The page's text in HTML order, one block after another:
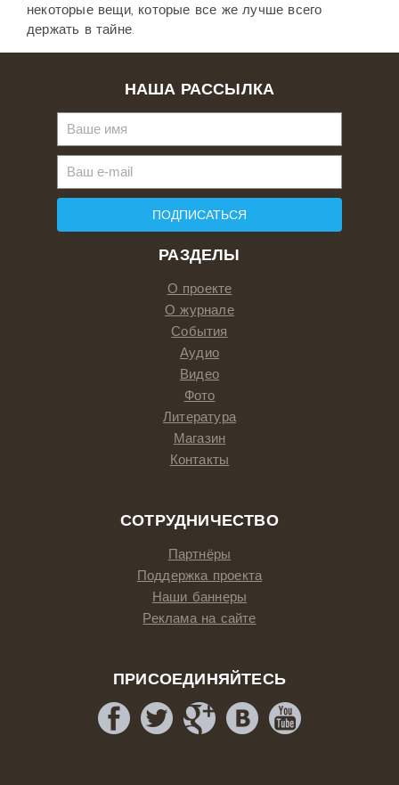
некоторые вещи, которые все же лучше всего
держать в тайне.
РАЗДЕЛЫ
О проекте
О журнале
События
Аудио
Видео
Фото
Литература
Магазин
Контакты
СОТРУДНИЧЕСТВО
Партнёры
Поддержка проекта
Наши баннеры
Реклама на сайте
ПРИСОЕДИНЯЙТЕСЬ
НАША РАССЫЛКА
ПОДПИСАТЬСЯ